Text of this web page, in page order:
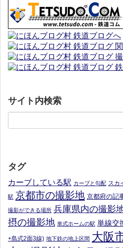
サイト内検索
タグ
カーブしている駅 カーブと勾配 スカ
駅 京都市の撮影地 京都府の記
撮影ができる場所 兵庫県内の撮影
摂の撮影地 単式ホームの駅 単線交
+島式2面3線) 地下鉄の地上区間 大阪